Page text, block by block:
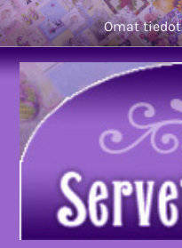
Omat tiedot